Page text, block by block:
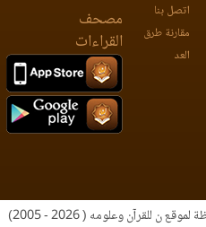
اتصل بنا
مقارنة طرق
العد
مصحف
القراءات
ن للقرآن وعلومه ( 2026 - 2005)